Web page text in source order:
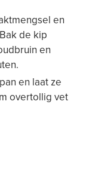
en
de kip
en
en laat ze
overtollig vet